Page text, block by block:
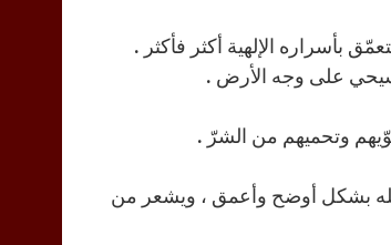
بأسراره الإلهية أكثر فأكثر .
على وجه الأرض .
وتحميهم من الشرّ .
بشكل أوضح وأعمق ، ويشعر من